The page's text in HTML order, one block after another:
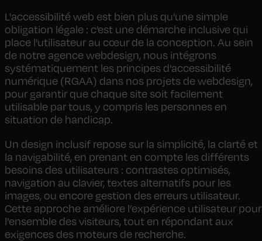
L'accessibilité web est bien plus qu'une simple
obligation légale : c'est une démarche inclusive qui
place l'utilisateur au cœur de la conception. Au sein
de notre agence webdesign, nous intégrons
systématiquement les principes d'accessibilité
numérique (RGAA) dans nos projets de webdesign,
pour garantir que chaque site soit facilement
utilisable par tous, y compris les personnes en
situation de handicap.
Un design inclusif repose sur la simplicité, la clarté et
la navigabilité, en prenant en compte les différents
besoins des utilisateurs : contrastes optimisés,
navigation au clavier, textes alternatifs pour les
images, ou encore gestion des erreurs utilisateur.
Cette approche améliore l’expérience utilisateur pour
l’ensemble des visiteurs, tout en répondant aux
exigences des moteurs de recherche.